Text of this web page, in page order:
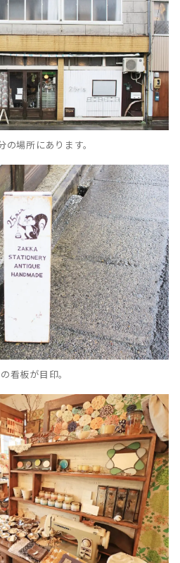
場所にあります。
看板が目印。